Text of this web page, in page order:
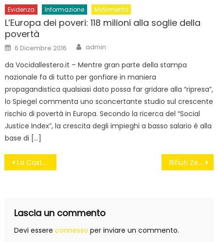
Evidenza Informazione MoVimento
L’Europa dei poveri: 118 milioni alla soglie della
povertà
Posted
on
6 Dicembre 2016 Author
admin
da Vocidallestero.it – Mentre gran parte della stampa
nazionale fa di tutto per gonfiare in maniera
propagandistica qualsiasi dato possa far gridare alla “ripresa”,
lo Spiegel commenta uno sconcertante studio sul crescente
rischio di povertà in Europa. Secondo la ricerca del “Social
Justice Index”, la crescita degli impieghi a basso salario è alla
base di […]
Navigazione
La Casta e la notte del futuro ex presidente Giorgio Napolitano Rifiuti Zero in 10 mosse. Da domenica la raccolta firme per la proposta di legge
Lascia un commento
Devi essere connesso per inviare un commento.